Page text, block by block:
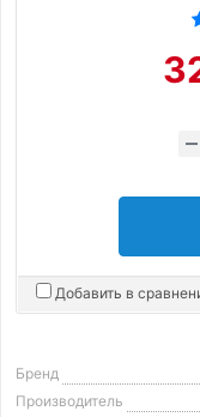
Добавить в
Бренд
Производитель